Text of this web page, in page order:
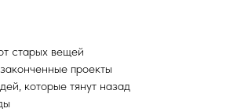
старых вещей
проекты
которые тянут назад